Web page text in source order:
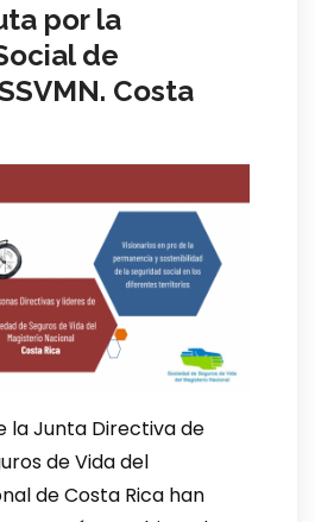
por la
de
Costa
la Junta Directiva de
de Vida del
de Costa Rica han